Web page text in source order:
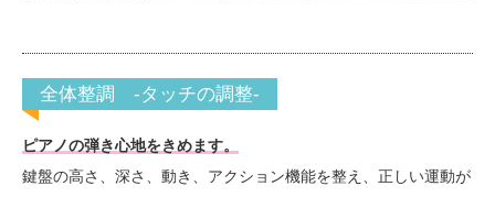
全体整調 -タッチの調整-
ピアノの弾き心地をきめます。
鍵盤の高さ、深さ、動き、アクション機能を整え、正しい運動が